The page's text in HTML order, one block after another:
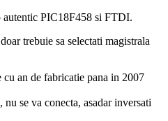
PIC18F458 si FTDI.
trebuie sa selectati magistrala
an de fabricatie pana in 2007
se va conecta, asadar inversati